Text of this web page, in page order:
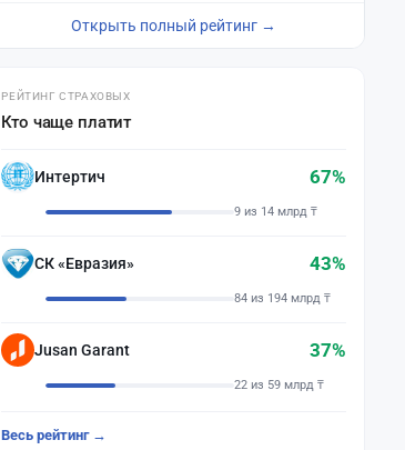
Открыть полный рейтинг →
РЕЙТИНГ СТРАХОВЫХ
Кто чаще платит
Интертич 67%
9 из 14 млрд ₸
СК «Евразия» 43%
84 из 194 млрд ₸
Jusan Garant 37%
22 из 59 млрд ₸
Весь рейтинг →